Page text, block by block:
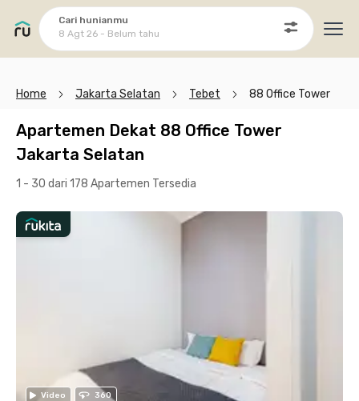
Cari hunianmu
8 Agt 26 - Belum tahu
Home Jakarta Selatan Tebet 88 Office Tower
Apartemen Dekat 88 Office Tower
Jakarta Selatan
1 - 30 dari 178 Apartemen Tersedia
Video 360